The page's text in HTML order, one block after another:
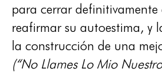
para cerrar definitivamente
reafirmar su autoestima, y
la construcción de una
(“No Llames Lo Mio